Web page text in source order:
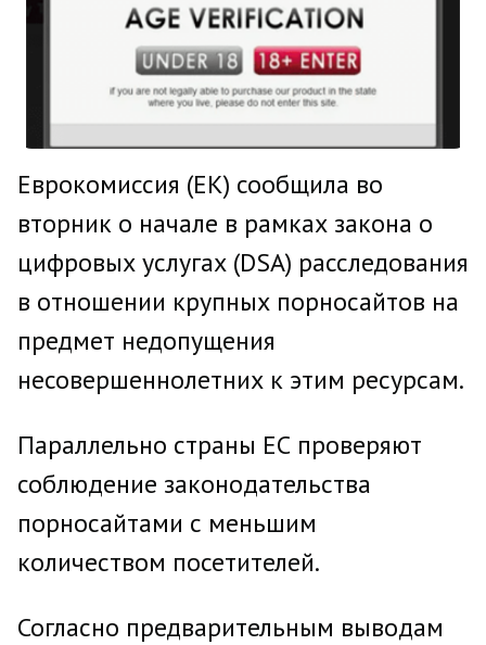
Еврокомиссия (ЕК) сообщила во
вторник о начале в рамках закона о
цифровых услугах (DSA) расследования
в отношении крупных порносайтов на
предмет недопущения
несовершеннолетних к этим ресурсам.
Параллельно страны ЕС проверяют
соблюдение законодательства
порносайтами с меньшим
количеством посетителей.
Согласно предварительным выводам